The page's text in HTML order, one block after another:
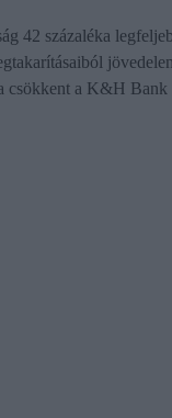
42 százaléka
csökkent a K&H Bank